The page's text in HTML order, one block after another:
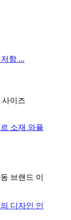
사이즈
브랜드 이